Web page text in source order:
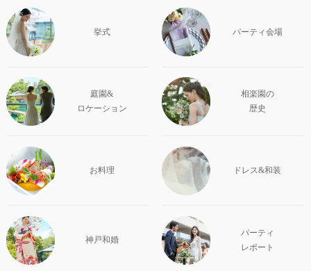
挙式 パーティ会場
庭園&
ロケーション
相楽園の
歴史
お料理 ドレス&和装
神戸和婚
パーティ
レポート